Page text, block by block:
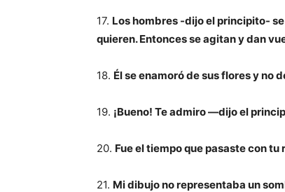
17. Los hombres -dijo el principito-
quieren. Entonces se agitan y dan
18. Él se enamoró de sus flores y no
19. ¡Bueno! Te admiro —dijo el
20. Fue el tiempo que pasaste con
21. Mi dibujo no representaba un